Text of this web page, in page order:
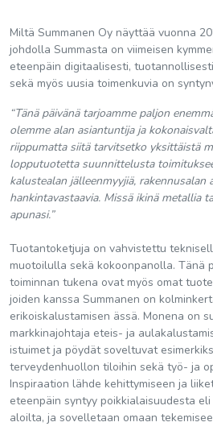
Miltä Summanen Oy näyttää vuonna
johdolla Summasta on viimeisen
eteenpäin digitaalisesti,
sekä myös uusia toimenkuvia on
“Tänä päivänä tarjoamme paljon
olemme alan asiantuntija ja
riippumatta siitä tarvitsetko yksittäistä
lopputuotetta suunnittelusta
kalustealan jälleenmyyjiä, rakennusalan
hankintavastaavia. Missä ikinä metallia
apunasi.”
Tuotantoketjuja on vahvistettu
muotoilulla sekä kokoonpanolla. Tänä
toiminnan tukena ovat myös omat
joiden kanssa Summanen on
erikoiskalustamisen ässä. Monena on
markkinajohtaja eteis- ja
istuimet ja pöydät soveltuvat
terveydenhuollon tiloihin sekä työ- ja
Inspiraation lähde kehittymiseen ja
eteenpäin syntyy poikkialaisuudesta
aloilta, ja sovelletaan omaan